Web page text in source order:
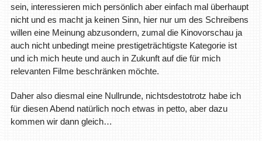
sein, interessieren mich persönlich aber einfach mal überhaupt
nicht und es macht ja keinen Sinn, hier nur um des Schreibens
willen eine Meinung abzusondern, zumal die Kinovorschau ja
auch nicht unbedingt meine prestigeträchtigste Kategorie ist
und ich mich heute und auch in Zukunft auf die für mich
relevanten Filme beschränken möchte.
Daher also diesmal eine Nullrunde, nichtsdestotrotz habe ich
für diesen Abend natürlich noch etwas in petto, aber dazu
kommen wir dann gleich…